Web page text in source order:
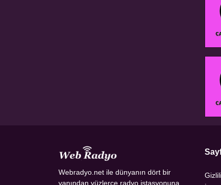
Webradyo.net ile dünyanın dört bir
yanından yüzlerce radyo istasyonuna